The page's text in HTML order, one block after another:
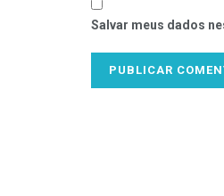
Salvar meus dados